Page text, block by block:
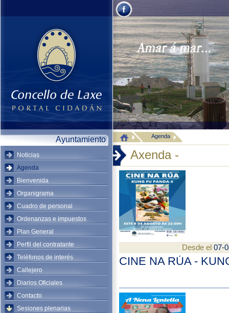
Ayuntamiento
Noticias
Agenda
Bienvenida
Organigrama
Cuadro de personal
Ordenanzas e impuestos
Plan General
Perfil del contratante
Teléfonos de interés
Callejero
Diarios Oficiales
Contacto
Sesiones plenarias
Agenda
Axenda -
Desde el 07-
CINE NA RÚA -